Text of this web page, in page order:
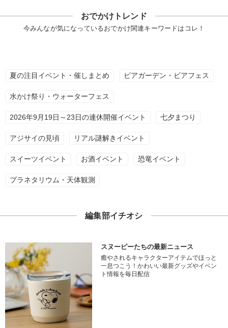
おでかけトレンド
今みんなが気になっているおでかけ関連キーワードはコレ！
夏の注目イベント・催しまとめ ビアガーデン・ビアフェス
水かけ祭り・ウォーターフェス
2026年9月19日～23日の連休開催イベント 七夕まつり
アジサイの見頃 リアル謎解きイベント
スイーツイベント お酒イベント 恐竜イベント
プラネタリウム・天体観測
編集部イチオシ
スヌーピーたちの最新ニュース
癒やされるキャラクターアイテムでほっと
一息つこう！かわいい最新グッズやイベン
ト情報を毎日配信